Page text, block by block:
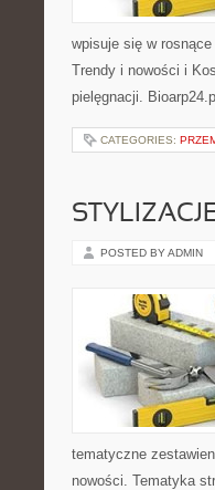
wpisuje się w
Trendy i nowości i
pielęgnacji.
CATEGORIES:
POSTED BY ADMIN
tematyczne
nowości. Tematyka